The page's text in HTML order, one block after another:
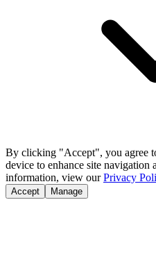
By clicking "Accept", you agree
device to enhance site navigation
information, view our Privacy
Accept Manage